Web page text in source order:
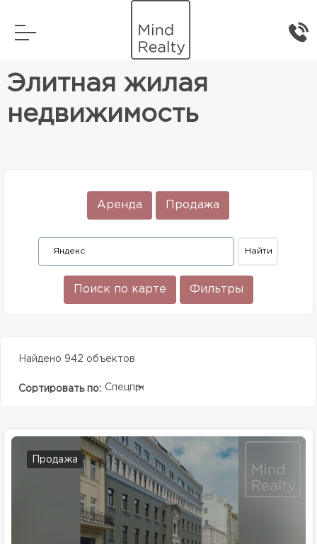
Элитная жилая недвижимость
Элитная жилая
недвижимость
Аренда Продажа
Поиск по карте Фильтры
Найдено 942 объектов
Сортировать по: Спецпредолжение
Продажа